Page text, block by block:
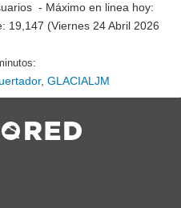
- Máximo en linea hoy:
19,147 (Viernes 24 Abril 2026
, GLACIALJM